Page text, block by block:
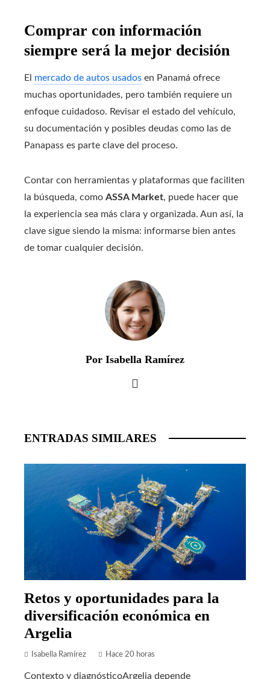
Comprar con información
siempre será la mejor decisión
El mercado de autos usados en Panamá ofrece
muchas oportunidades, pero también requiere un
enfoque cuidadoso. Revisar el estado del vehículo,
su documentación y posibles deudas como las de
Panapass es parte clave del proceso.
Contar con herramientas y plataformas que faciliten
la búsqueda, como ASSA Market, puede hacer que
la experiencia sea más clara y organizada. Aun así, la
clave sigue siendo la misma: informarse bien antes
de tomar cualquier decisión.
Por Isabella Ramírez
ENTRADAS SIMILARES
Retos y oportunidades para la
diversificación económica en
Argelia
Isabella Ramírez Hace 20 horas
Contexto y diagnósticoArgelia depende